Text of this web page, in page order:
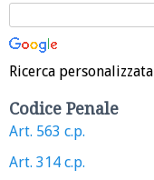
Ricerca personalizzata
Codice Penale
Art. 563 c.p.
Art. 314 c.p.